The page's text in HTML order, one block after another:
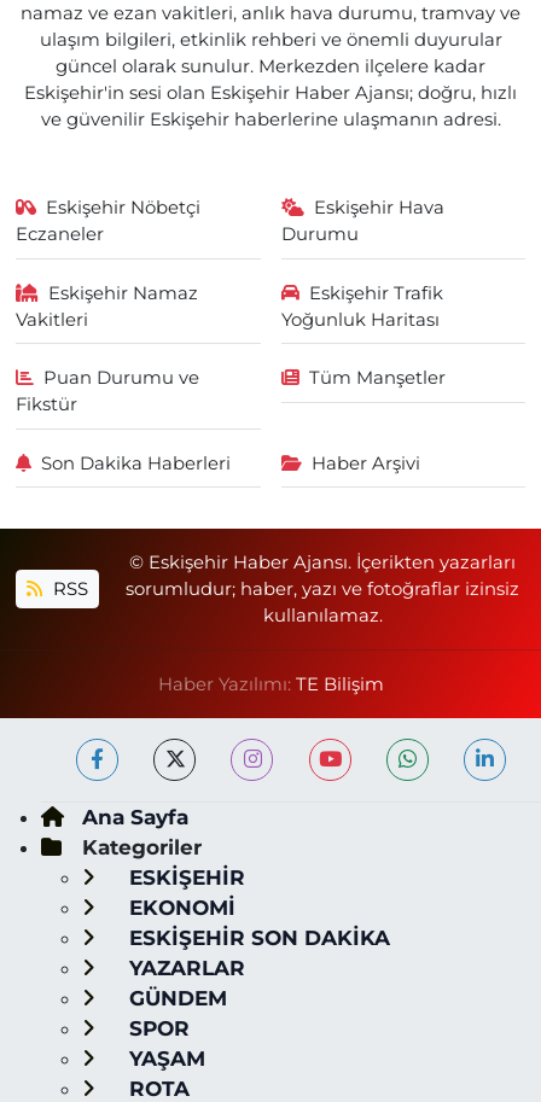
namaz ve ezan vakitleri, anlık hava durumu, tramvay ve
ulaşım bilgileri, etkinlik rehberi ve önemli duyurular
güncel olarak sunulur. Merkezden ilçelere kadar
Eskişehir'in sesi olan Eskişehir Haber Ajansı; doğru, hızlı
ve güvenilir Eskişehir haberlerine ulaşmanın adresi.
Eskişehir Nöbetçi
Eczaneler
Eskişehir Hava
Durumu
Eskişehir Namaz
Vakitleri
Eskişehir Trafik
Yoğunluk Haritası
Puan Durumu ve
Fikstür
Tüm Manşetler
Son Dakika Haberleri Haber Arşivi
RSS
© Eskişehir Haber Ajansı. İçerikten yazarları
sorumludur; haber, yazı ve fotoğraflar izinsiz
kullanılamaz.
Haber Yazılımı: TE Bilişim
Ana Sayfa
Kategoriler
ESKİŞEHİR
EKONOMİ
ESKİŞEHİR SON DAKİKA
YAZARLAR
GÜNDEM
SPOR
YAŞAM
ROTA